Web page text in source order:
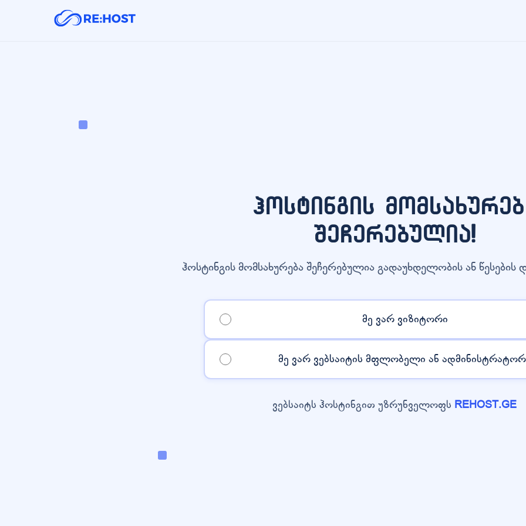
ჰოსტინგის
შეჩერებულია!
ჰოსტინგის მომსახურება შეჩერებულია გადაუხდელობის ან წესების
მე ვარ ვიზიტორი
მე ვარ ვებსაიტის მფლობელი ან
ვებსაიტს ჰოსტინგით უზრუნველოფს REHOST.GE